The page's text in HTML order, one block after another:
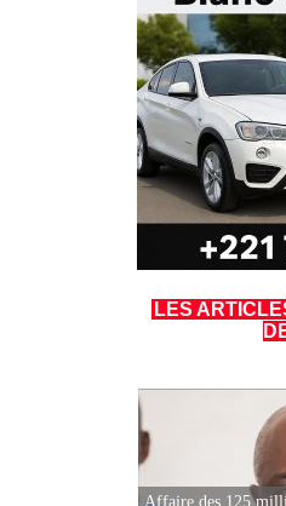
LES
Affaire des 125